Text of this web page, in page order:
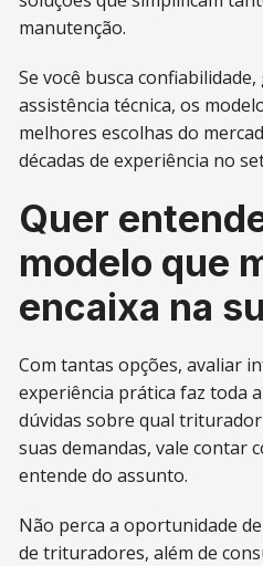
manutenção.
Se você busca
assistência técnica, os
melhores escolhas do
décadas de experiência no
Quer
modelo que
encaixa na
Com tantas opções, avaliar
experiência prática faz toda
dúvidas sobre qual
suas demandas, vale contar
entende do assunto.
Não perca a oportunidade
de trituradores, além de